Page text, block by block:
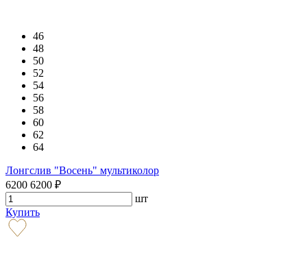
46
48
50
52
54
56
58
60
62
64
Лонгслив "Восень" мультиколор
6200 6200 ₽
шт
Купить